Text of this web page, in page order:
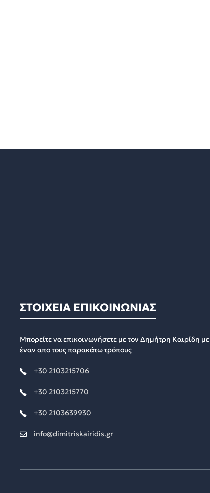
ΣΤΟΙΧΕΙΑ ΕΠΙΚΟΙΝΩΝΙΑΣ
Μπορείτε να επικοινωνήσετε με τον Δημήτρη Καιρίδη με
έναν απο τους παρακάτω τρόπους
+30 2103215706
+30 2103215770
+30 2103639930
info@dimitriskairidis.gr